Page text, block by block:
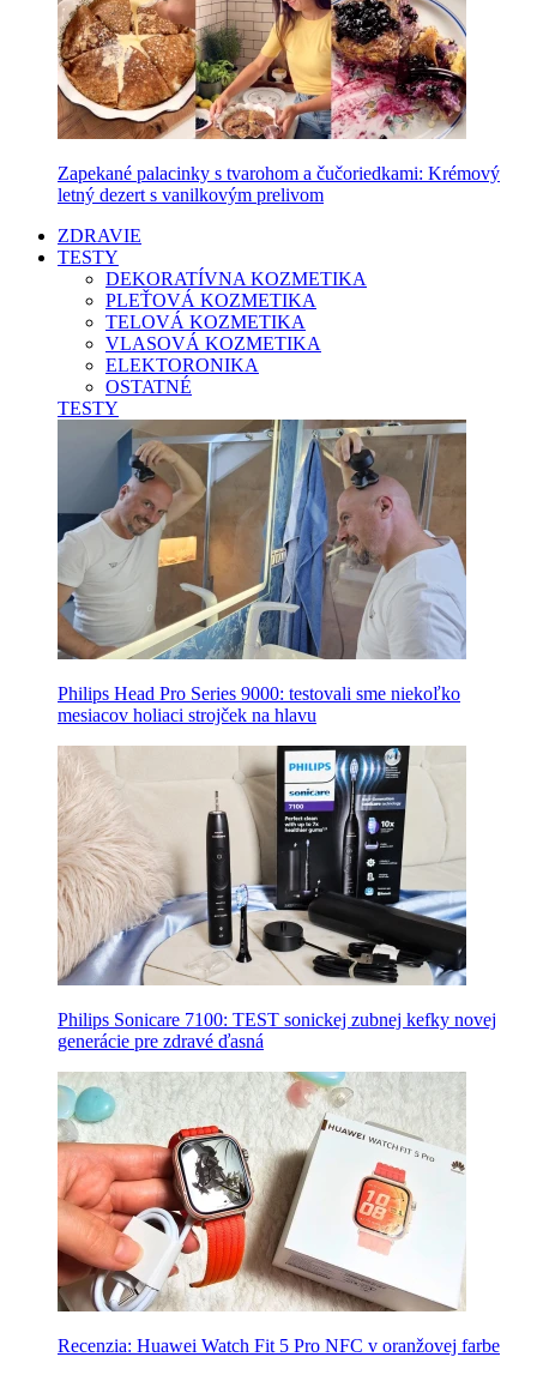
Zapekané palacinky s tvarohom a čučoriedkami: Krémový
letný dezert s vanilkovým prelivom
ZDRAVIE
TESTY
DEKORATÍVNA KOZMETIKA
PLEŤOVÁ KOZMETIKA
TELOVÁ KOZMETIKA
VLASOVÁ KOZMETIKA
ELEKTORONIKA
OSTATNÉ
TESTY
Philips Head Pro Series 9000: testovali sme niekoľko
mesiacov holiaci strojček na hlavu
Philips Sonicare 7100: TEST sonickej zubnej kefky novej
generácie pre zdravé ďasná
Recenzia: Huawei Watch Fit 5 Pro NFC v oranžovej farbe